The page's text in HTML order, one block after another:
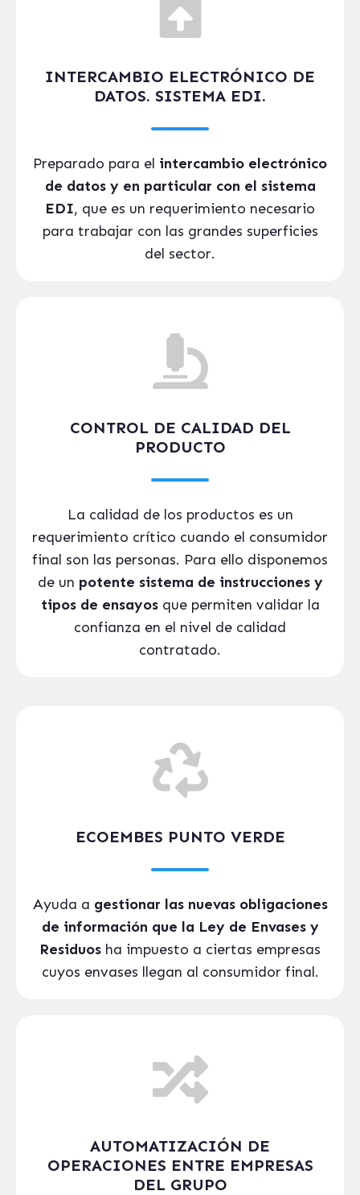
INTERCAMBIO ELECTRÓNICO DE
DATOS. SISTEMA EDI.
Preparado para el intercambio electrónico
de datos y en particular con el sistema
EDI, que es un requerimiento necesario
para trabajar con las grandes superficies
del sector.
CONTROL DE CALIDAD DEL
PRODUCTO
La calidad de los productos es un
requerimiento crítico cuando el consumidor
final son las personas. Para ello disponemos
de un potente sistema de instrucciones y
tipos de ensayosque permiten validar la
confianza en el nivel de calidad
contratado.
ECOEMBES PUNTO VERDE
Ayuda a gestionar las nuevas obligaciones
de información que la Ley de Envases y
Residuos ha impuesto a ciertas empresas
cuyos envases llegan al consumidor final.
AUTOMATIZACIÓN DE
OPERACIONES ENTRE EMPRESAS
DEL GRUPO